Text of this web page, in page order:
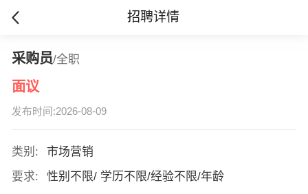
招聘详情
采购员/全职
面议
发布时间:2026-08-09
类别:
市场营销
要求:
性别不限/ 学历不限/经验不限/年龄